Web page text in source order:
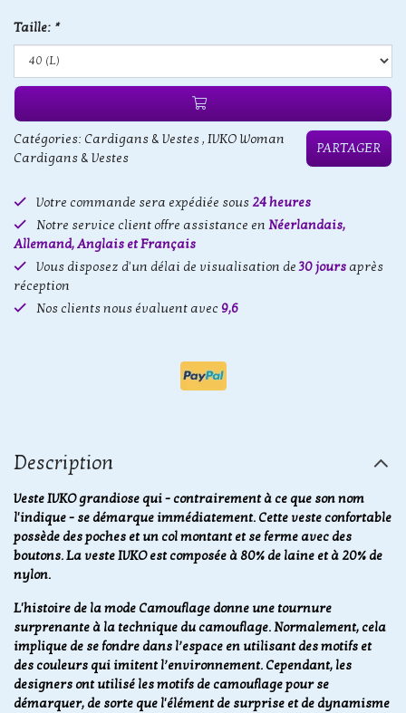
Taille: *
Catégories: Cardigans & Vestes, IVKO Woman
Cardigans & Vestes
PARTAGER
Votre commande sera expédiée sous24 heures
Notre service client offre assistance en Néerlandais,
Allemand, Anglais et Français
Vous disposez d'un délai de visualisation de30 jours après
réception
Nos clients nous évaluent avec 9,6
Description
Veste IVKO grandiose qui - contrairement à ce que son nom
l'indique - se démarque immédiatement. Cette veste confortable
possède des poches et un col montant et se ferme avec des
boutons. La veste IVKO est composée à 80% de laine et à 20% de
nylon.
L'histoire de la mode Camouflage donne une tournure
surprenante à la technique du camouflage. Normalement, cela
implique de se fondre dans l’espace en utilisant des motifs et
des couleurs qui imitent l’environnement. Cependant, les
designers ont utilisé les motifs de camouflage pour se
démarquer, de sorte que l'élément de surprise et de dynamisme